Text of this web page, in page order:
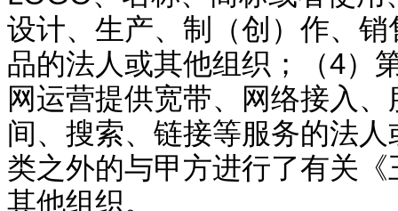
设计、生产、制（创）作、
品的法人或其他组织；（4）
网运营提供宽带、网络接入
间、搜索、链接等服务的法
类之外的与甲方进行了有关《
其他组织。